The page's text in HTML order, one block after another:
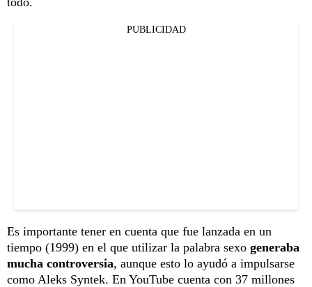
PUBLICIDAD
Es importante tener en cuenta que fue lanzada en un
tiempo (1999) en el que utilizar la palabra sexo generaba
mucha controversia, aunque esto lo ayudó a impulsarse
como Aleks Syntek. En YouTube cuenta con 37 millones